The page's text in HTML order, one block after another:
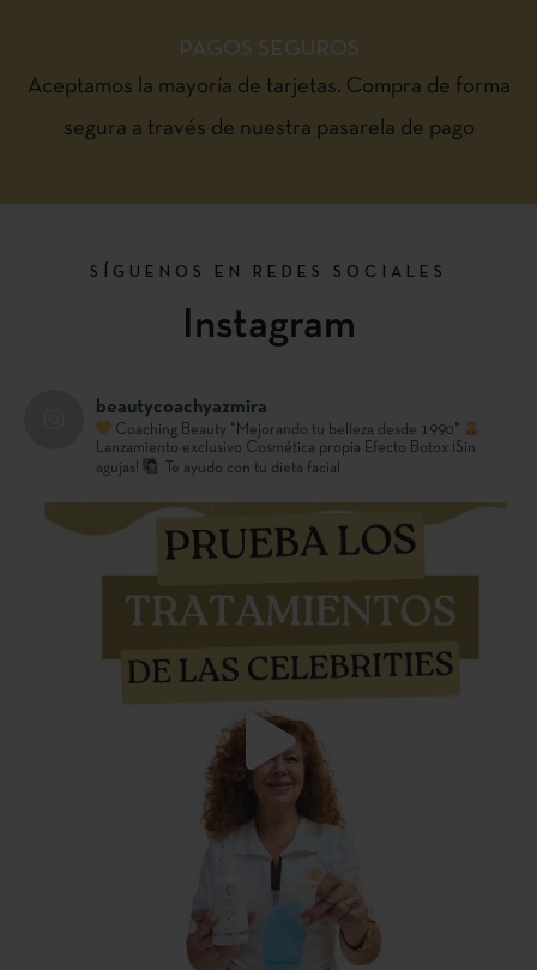
PAGOS SEGUROS
Aceptamos la mayoría de tarjetas. Compra de forma
segura a través de nuestra pasarela de pago
SÍGUENOS EN REDES SOCIALES
Instagram
beautycoachyazmira
Coaching Beauty "Mejorando tu belleza desde 1990"
Lanzamiento exclusivo Cosmética propia Efecto Botox ¡Sin
agujas!
Te ayudo con tu dieta facial